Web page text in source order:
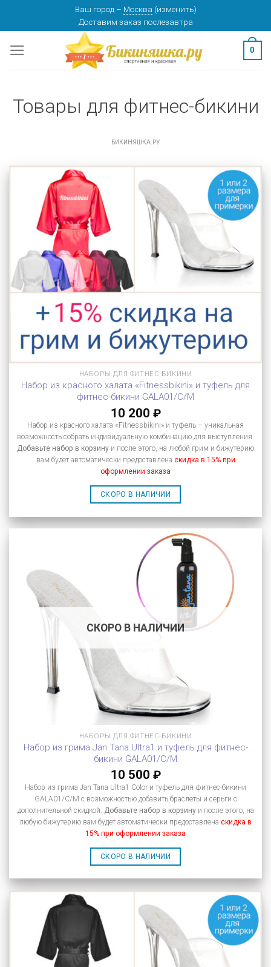
content
Ваш город – Москва (изменить)
Доставим заказ послезавтра
0
Товары для фитнес-бикини
БИКИНЯШКА.РУ
НАБОРЫ ДЛЯ ФИТНЕС-БИКИНИ
Набор из красного халата «Fitnessbikini» и туфель для
фитнес-бикини GALA01/C/M
10 200 ₽
Набор из красного халата «Fitnessbikini» и туфель – уникальная
возможность собрать индивидуальную комбинацию для выступления.
Добавьте набор в корзину и после этого, на любой грим и бижутерию
вам будет автоматически предоставлена скидка в 15% при
оформлении заказа
СКОРО В НАЛИЧИИ
СКОРО В НАЛИЧИИ
НАБОРЫ ДЛЯ ФИТНЕС-БИКИНИ
Набор из грима Jan Tana Ultra1 и туфель для фитнес-
бикини GALA01/C/M
10 500 ₽
Набор из грима Jan Tana Ultra1 Color и туфель для фитнес-бикини
GALA01/C/M с возможностью добавить браслеты и серьги с
дополнительной скидкой.
Добавьте набор в корзинуи после этого, на
любую бижутерию вам будет автоматически предоставлена скидка в
15% при оформлении заказа
СКОРО В НАЛИЧИИ